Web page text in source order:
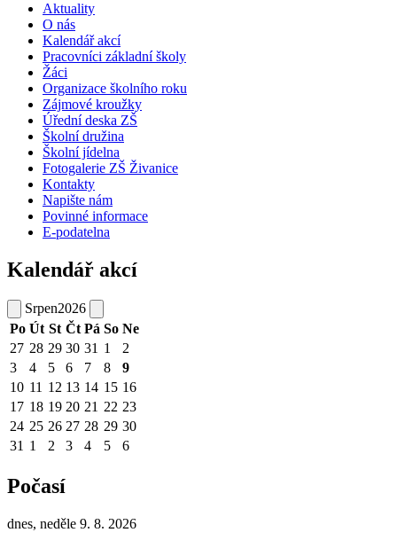
Aktuality
O nás
Kalendář akcí
Pracovníci základní školy
Žáci
Organizace školního roku
Zájmové kroužky
Úřední deska ZŠ
Školní družina
Školní jídelna
Fotogalerie ZŠ Živanice
Kontakty
Napište nám
Povinné informace
E-podatelna
Kalendář akcí
Srpen2026
Po Út St Čt Pá So Ne
27 28 29 30 31 1
2
3
4 5 6 7 8
9
10 11 12 13 14 15 16
17 18 19 20 21 22 23
24 25 26 27 28 29 30
31 1 2 3 4 5 6
Počasí
dnes, neděle 9. 8. 2026